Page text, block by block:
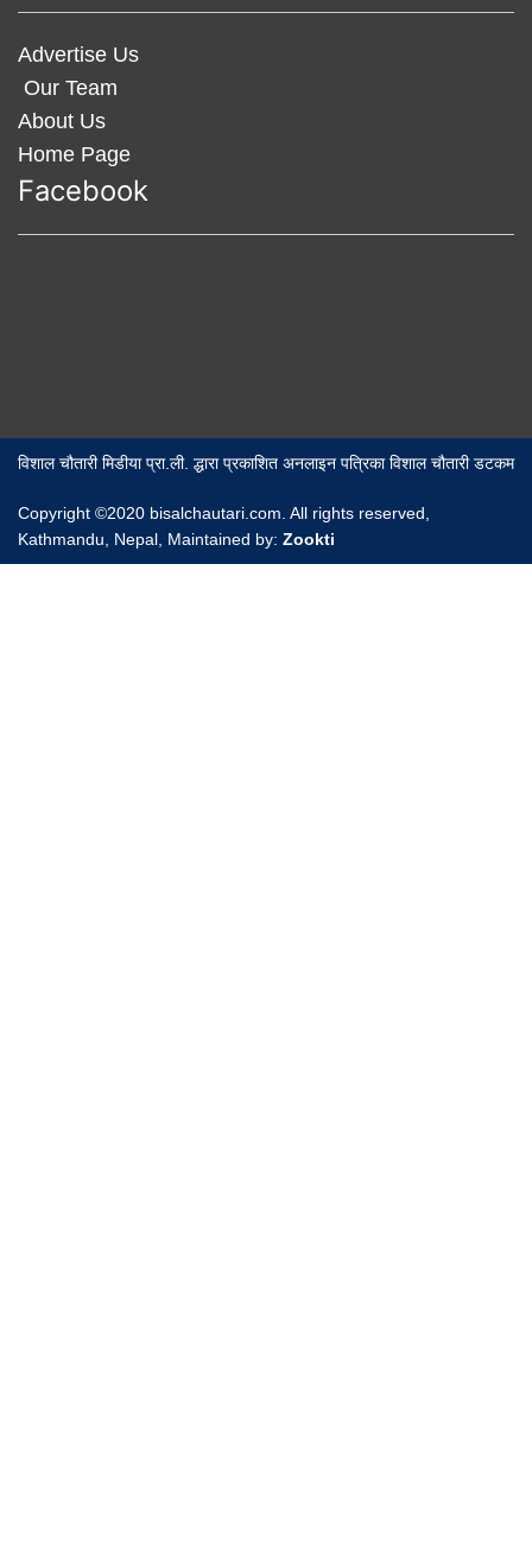
Advertise Us
Our Team
About Us
Home Page
Facebook
विशाल चौतारी मिडीया प्रा.ली. द्धारा प्रकाशित अनलाइन पत्रिका विशाल चौतारी डटकम
Copyright ©2020 bisalchautari.com. All rights reserved,
Kathmandu, Nepal, Maintained by: Zookti